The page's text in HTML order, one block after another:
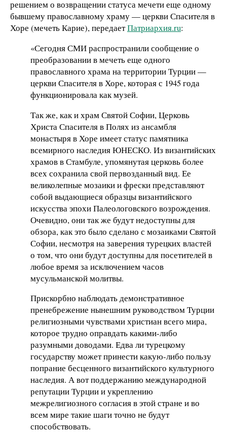
решением о возвращении статуса мечети еще одному
бывшему православному храму — церкви Спасителя в
Хоре (мечеть Карие), передаетПатриархия.ru:
«Сегодня СМИ распространили сообщение о
преобразовании в мечеть еще одного
православного храма на территории Турции —
церкви Спасителя в Хоре, которая с 1945 года
функционировала как музей.
Так же, как и храм Святой Софии, Церковь
Христа Спасителя в Полях из ансамбля
монастыря в Хоре имеет статус памятника
всемирного наследия ЮНЕСКО. Из византийских
храмов в Стамбуле, упомянутая церковь более
всех сохранила свой первозданный вид. Ее
великолепные мозаики и фрески представляют
собой выдающиеся образцы византийского
искусства эпохи Палеологовского возрождения.
Очевидно, они так же будут недоступны для
обзора, как это было сделано с мозаиками Святой
Софии, несмотря на заверения турецких властей
о том, что они будут доступны для посетителей в
любое время за исключением часов
мусульманской молитвы.
Прискорбно наблюдать демонстративное
пренебрежение нынешним руководством Турции
религиозными чувствами христиан всего мира,
которое трудно оправдать какими-либо
разумными доводами. Едва ли турецкому
государству может принести какую-либо пользу
попрание бесценного византийского культурного
наследия. А вот поддержанию международной
репутации Турции и укреплению
межрелигиозного согласия в этой стране и во
всем мире такие шаги точно не будут
способствовать.